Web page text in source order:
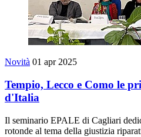
Novità 01 apr 2025
Tempio, Lecco e Como le
d'Italia
Il seminario EPALE di Cagliari
rotonde al tema della giustizia